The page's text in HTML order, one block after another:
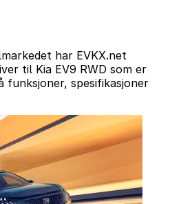
har EVKX.net
til Kia EV9 RWD som er
funksjoner, spesifikasjoner